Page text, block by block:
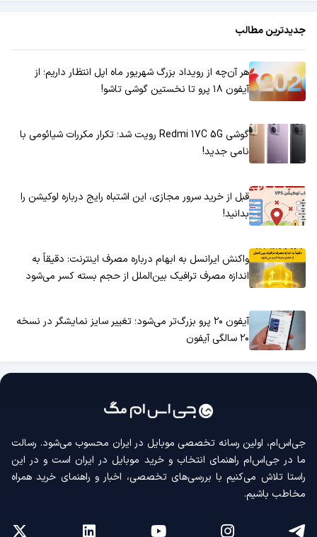
جدیدترین مطالب
هر آن‌چه از رویداد بزرگ شهریور ماه اپل انتظار داریم؛ از
آیفون ۱۸ پرو تا نخستین گوشی تاشو!
گوشی Redmi 17C 5G رویت شد؛ تکرار مکررات شیائومی با
نامی جدید!
قبل از خرید سرور مجازی، این اشتباه رایج درباره لوکیشن را
بدانید!
واکنش ایرانسل به ابهام درباره مصرف اینترنت: دقیقاً به
اندازه مصرف ترافیک بین‌الملل از حجم بسته کسر می‌شود
آیفون ۲۰ پرو بزرگ‌تر می‌شود؛ تغییر سایز نمایشگر در نسخه
۲۰ سالگی آیفون
جی‌اس‌ام، اولین رسانه‌ تخصصی موبایل در ایران محسوب می‌شود. رسالت
ما در جی‌اس‌ام راهنمای انتخاب و خرید موبایل در ایران است و در این
راستا تلاش می‌کنیم با بررسی‌های تخصصی، اخبار و راهنمای خرید همراه
مخاطب باشیم.